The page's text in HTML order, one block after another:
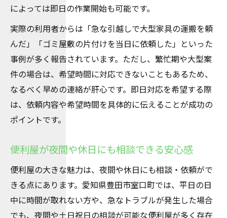
によっては即日の作業開始も可能です。
実際の利用者からは「急な引越しで大型家具の運搬を頼
んだ」「ゴミ屋敷の片付けを当日に依頼した」といった
事例が多く報告されています。ただし、繁忙期や大型案
件の場合は、希望時間に対応できないこともあるため、
なるべく早めの連絡が肝心です。即日対応を希望する際
は、依頼内容や希望時間を具体的に伝えることが成功の
ポイントです。
便利屋が夜間や休日にも相談できる安心感
便利屋の大きな魅力は、夜間や休日にも相談・依頼がで
きる点にあります。愛知県豊田市室口町では、平日の日
中に時間が取れない方や、急なトラブルが発生した場合
でも、夜間や土日祝日の相談が可能な便利屋が多く存在